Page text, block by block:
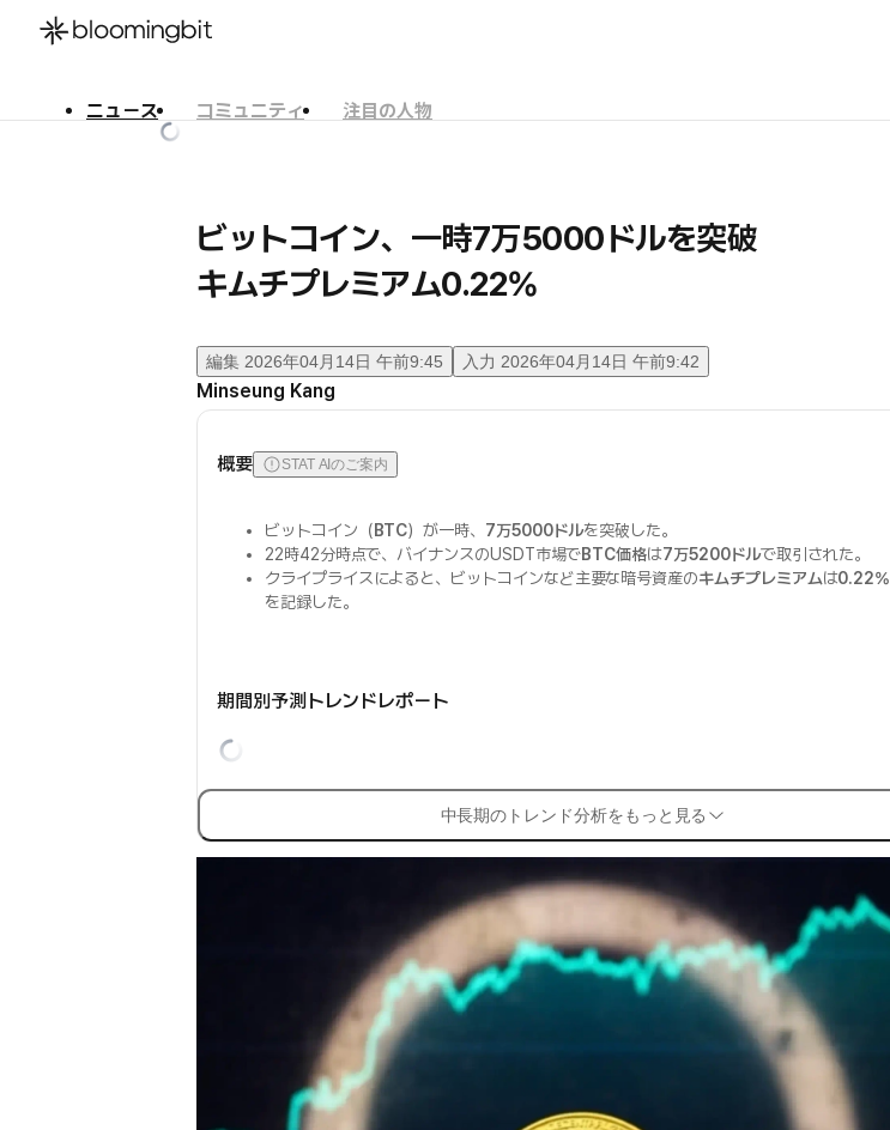
ニュース コミュニティ
注目の人物
ビットコイン、一時7万5000ドルを突破
キムチプレミアム0.22%
編集 2026年04月14日 午前9:45 入力 2026年04月14日 午前9:42
Minseung Kang
概要 STAT AIのご案内
ビットコイン（BTC）が一時、 7万5000ドルを突破した。
22時42分時点で、バイナンスのUSDT市場でBTC価格は7万5200ドルで取引された。
クライプライスによると、ビットコインなど主要な暗号資産のキムチプレミアムは0.22%
を記録した。
期間別予測トレンドレポート
中長期のトレンド分析をもっと見る